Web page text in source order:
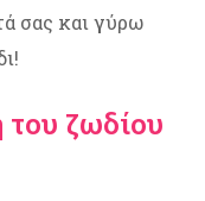
σας και γύρω
ζωδίου